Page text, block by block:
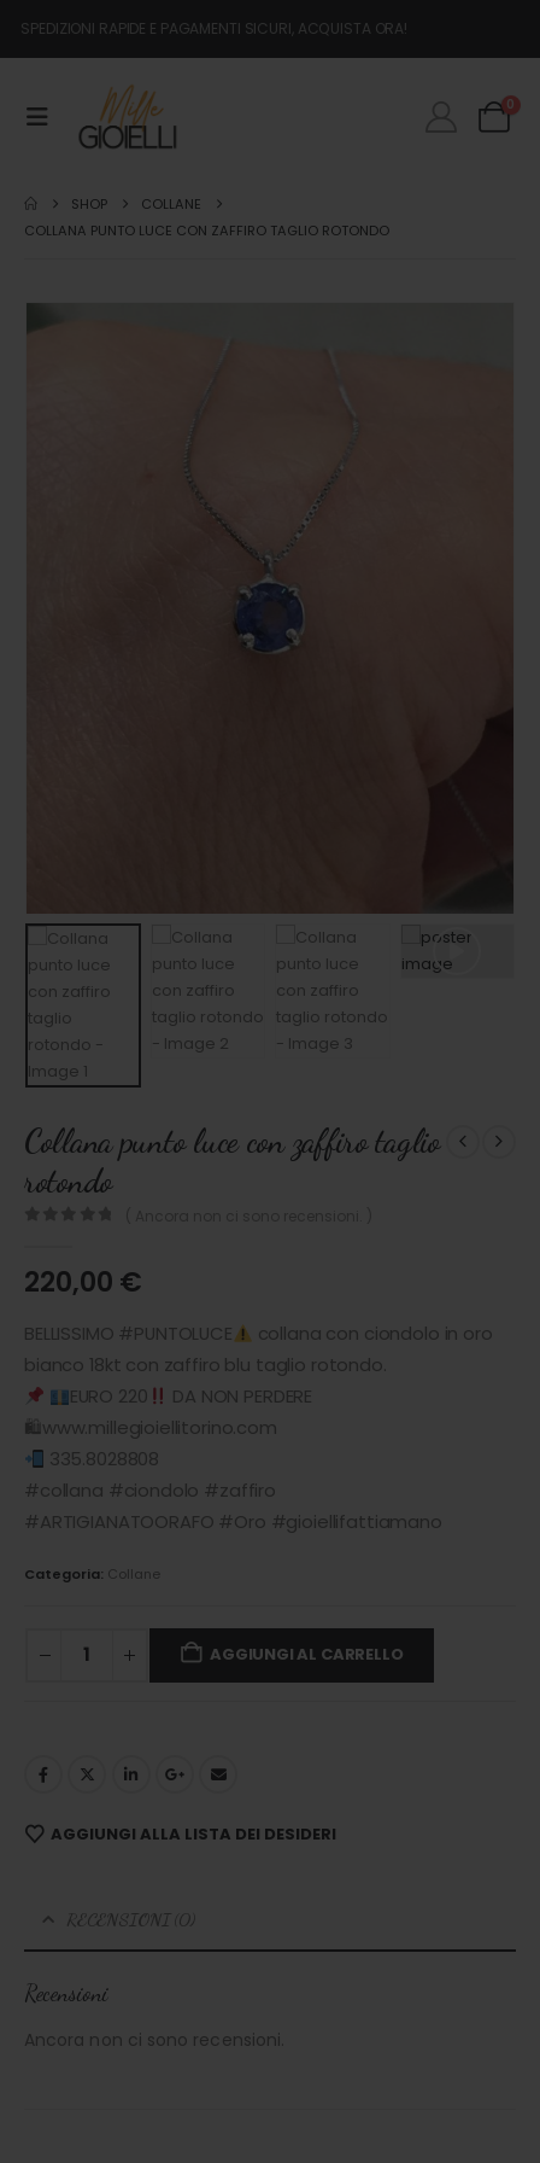
SPEDIZIONI RAPIDE E PAGAMENTI SICURI, ACQUISTA ORA!
0
SHOP
COLLANE
COLLANA PUNTO LUCE CON ZAFFIRO TAGLIO ROTONDO
Collana punto luce con zaffiro taglio
rotondo
220,00 €
BELLISSIMO #PUNTOLUCE
collana con ciondolo in oro
bianco 18kt con zaffiro blu taglio rotondo.
EURO 220
DA NON PERDERE
🛍www.millegioiellitorino.com
335.8028808
#collana #ciondolo #zaffiro
#ARTIGIANATOORAFO #Oro #gioiellifattiamano
Categoria: Collane
AGGIUNGI AL CARRELLO
AGGIUNGI ALLA LISTA DEI DESIDERI
RECENSIONI (0)
Recensioni
Ancora non ci sono recensioni.